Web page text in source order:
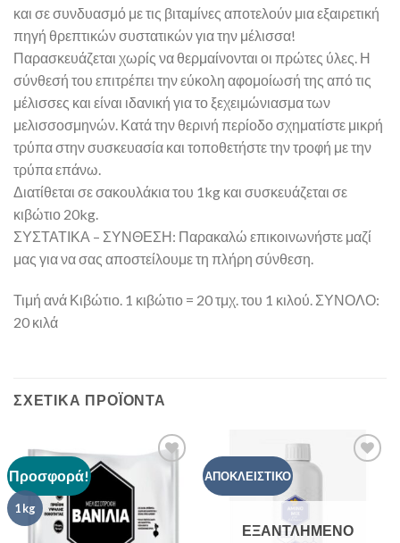
και σε συνδυασμό με τις βιταμίνες αποτελούν μια εξαιρετική
πηγή θρεπτικών συστατικών για την μέλισσα!
Παρασκευάζεται χωρίς να θερμαίνονται οι πρώτες ύλες. Η
σύνθεσή του επιτρέπει την εύκολη αφομοίωσή της από τις
μέλισσες και είναι ιδανική για το ξεχειμώνιασμα των
μελισσοσμηνών. Κατά την θερινή περίοδο σχηματίστε μικρή
τρύπα στην συσκευασία και τοποθετήστε την τροφή με την
τρύπα επάνω.
Διατίθεται σε σακουλάκια του 1kg και συσκευάζεται σε
κιβώτιο 20kg.
ΣΥΣΤΑΤΙΚΑ – ΣΥΝΘΕΣΗ: Παρακαλώ επικοινωνήστε μαζί
μας για να σας αποστείλουμε τη πλήρη σύνθεση.
Τιμή ανά Κιβώτιο. 1 κιβώτιο = 20 τμχ. του 1 κιλού. ΣΥΝΟΛΟ:
20 κιλά
ΣΧΕΤΙΚΆ ΠΡΟΪΌΝΤΑ
Προσφορά!
1 kg
ΑΠΟΚΛΕΙΣΤΙΚΟ
ΕΞΑΝΤΛΗΜΈΝΟ